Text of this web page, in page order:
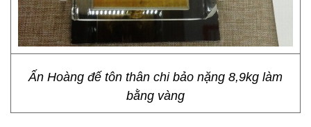
Ấn Hoàng đế tôn thân chi bảo nặng 8,9kg làm
bằng vàng